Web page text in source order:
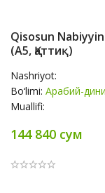
Qisosun
(А5, Қаттиқ)
Nashriyot:
Bo‘limi: Арабий-
Muallifi:
144 840 сум